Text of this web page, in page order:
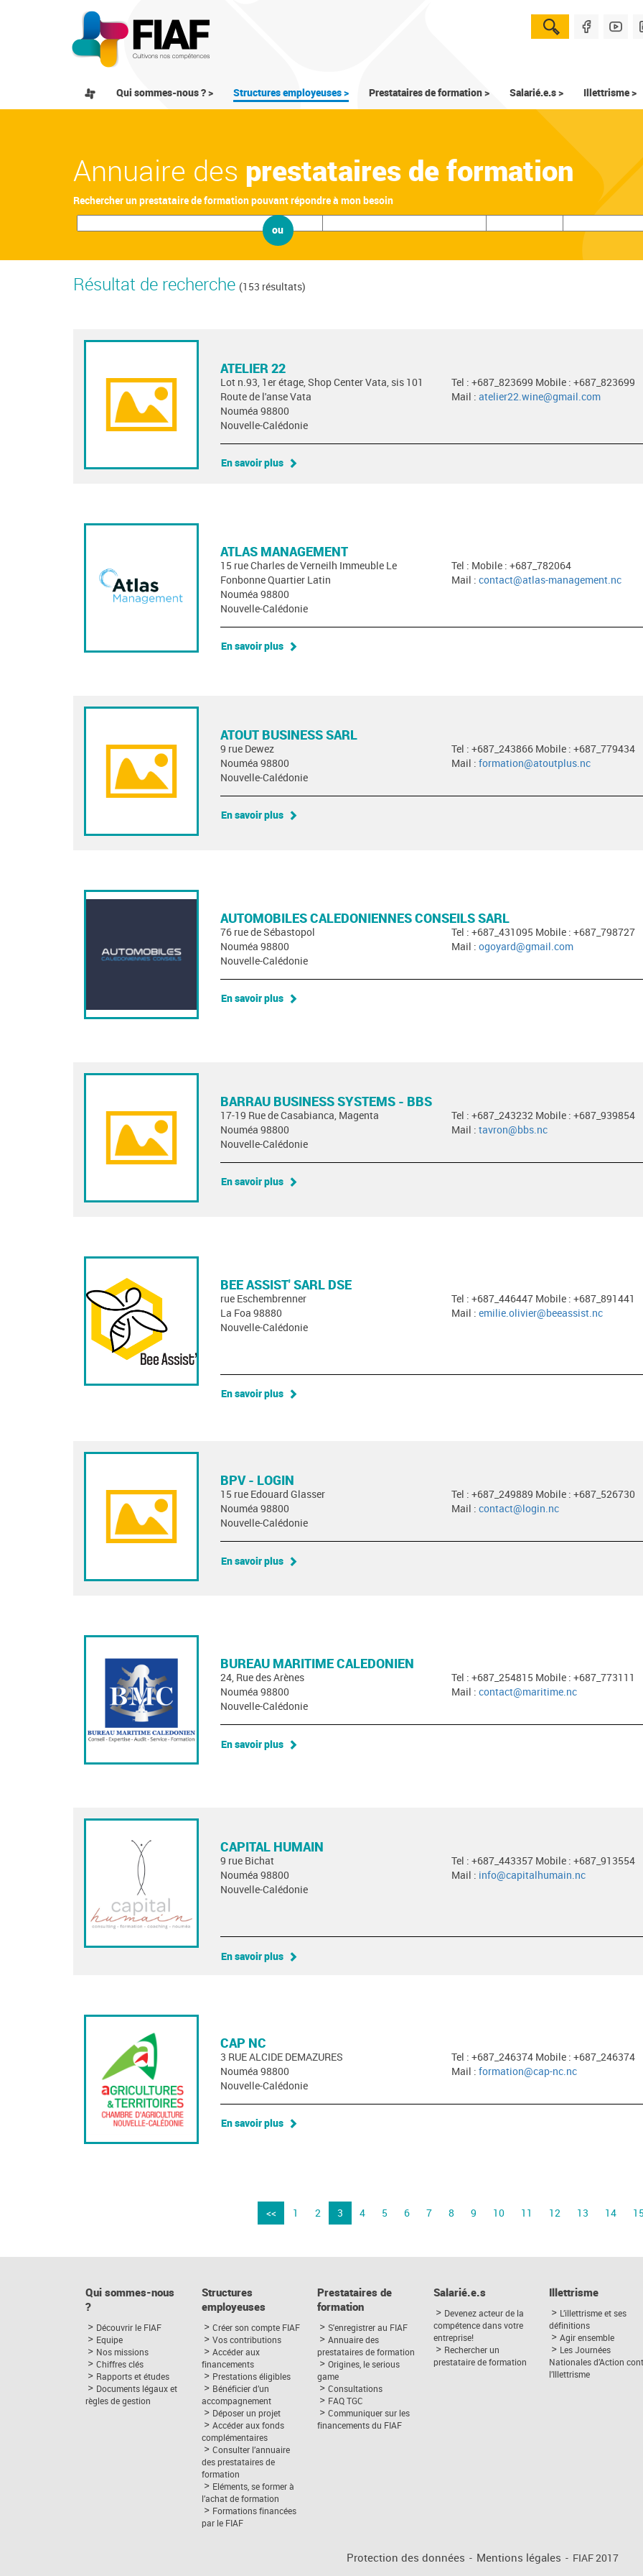
Qui sommes-nous ? > Structures employeuses > Prestataires de formation > Salarié.e.s > Illettrisme >
Annuaire des prestataires de formation
Rechercher un prestataire de formation pouvant répondre à mon besoin
ou
Résultat de recherche (153 résultats)
ATELIER 22
Lot n.93, 1er étage, Shop Center Vata, sis 101
Route de l'anse Vata
Nouméa 98800
Nouvelle-Calédonie
Tel : +687_823699 Mobile : +687_823699
Mail : atelier22.wine@gmail.com
En savoir plus
ATLAS MANAGEMENT
15 rue Charles de Verneilh Immeuble Le
Fonbonne Quartier Latin
Nouméa 98800
Nouvelle-Calédonie
Tel : Mobile : +687_782064
Mail : contact@atlas-management.nc
En savoir plus
ATOUT BUSINESS SARL
9 rue Dewez
Nouméa 98800
Nouvelle-Calédonie
Tel : +687_243866 Mobile : +687_779434
Mail : formation@atoutplus.nc
En savoir plus
AUTOMOBILES CALEDONIENNES CONSEILS SARL
76 rue de Sébastopol
Nouméa 98800
Nouvelle-Calédonie
Tel : +687_431095 Mobile : +687_798727
Mail : ogoyard@gmail.com
En savoir plus
BARRAU BUSINESS SYSTEMS - BBS
17-19 Rue de Casabianca, Magenta
Nouméa 98800
Nouvelle-Calédonie
Tel : +687_243232 Mobile : +687_939854
Mail : tavron@bbs.nc
En savoir plus
BEE ASSIST' SARL DSE
rue Eschembrenner
La Foa 98880
Nouvelle-Calédonie
Tel : +687_446447 Mobile : +687_891441
Mail : emilie.olivier@beeassist.nc
En savoir plus
BPV - LOGIN
15 rue Edouard Glasser
Nouméa 98800
Nouvelle-Calédonie
Tel : +687_249889 Mobile : +687_526730
Mail : contact@login.nc
En savoir plus
BUREAU MARITIME CALEDONIEN
24, Rue des Arènes
Nouméa 98800
Nouvelle-Calédonie
Tel : +687_254815 Mobile : +687_773111
Mail : contact@maritime.nc
En savoir plus
CAPITAL HUMAIN
9 rue Bichat
Nouméa 98800
Nouvelle-Calédonie
Tel : +687_443357 Mobile : +687_913554
Mail : info@capitalhumain.nc
En savoir plus
CAP NC
3 RUE ALCIDE DEMAZURES
Nouméa 98800
Nouvelle-Calédonie
Tel : +687_246374 Mobile : +687_246374
Mail : formation@cap-nc.nc
En savoir plus
<< 1 2 3 4 5 6 7 8 9 10 11 12 13 14 15
Qui sommes-nous
?
Découvrir le FIAF
Equipe
Nos missions
Chiffres clés
Rapports et études
Documents légaux et
règles de gestion
Structures
employeuses
Créer son compte FIAF
Vos contributions
Accéder aux
financements
Prestations éligibles
Bénéficier d’un
accompagnement
Déposer un projet
Accéder aux fonds
complémentaires
Consulter l’annuaire
des prestataires de
formation
Eléments, se former à
l’achat de formation
Formations financées
par le FIAF
Prestataires de
formation
S'enregistrer au FIAF
Annuaire des
prestataires de formation
Origines, le serious
game
Consultations
FAQ TGC
Communiquer sur les
financements du FIAF
Salarié.e.s
Devenez acteur de la
compétence dans votre
entreprise!
Rechercher un
prestataire de formation
Illettrisme
L’illettrisme et ses
définitions
Agir ensemble
Les Journées
Nationales d’Action
l’Illettrisme
Protection des données - Mentions légales - FIAF 2017